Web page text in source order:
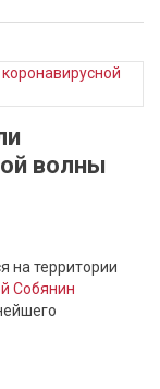
волны
на территории
Собянин